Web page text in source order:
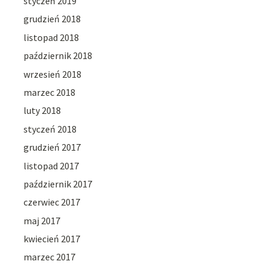
grudzień 2018
listopad 2018
październik 2018
wrzesień 2018
marzec 2018
luty 2018
styczeń 2018
grudzień 2017
listopad 2017
październik 2017
czerwiec 2017
maj 2017
kwiecień 2017
marzec 2017